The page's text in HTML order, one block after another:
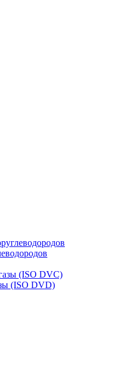
(ISO DVC)
(ISO DVD)